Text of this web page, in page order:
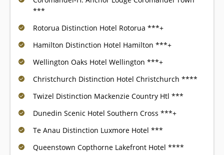
***
Rotorua Distinction Hotel Rotorua ***+
Hamilton Distinction Hotel Hamilton ***+
Wellington Oaks Hotel Wellington ***+
Christchurch Distinction Hotel Christchurch ****
Twizel Distinction Mackenzie Country Htl ***
Dunedin Scenic Hotel Southern Cross ***+
Te Anau Distinction Luxmore Hotel ***
Queenstown Copthorne Lakefront Hotel ****